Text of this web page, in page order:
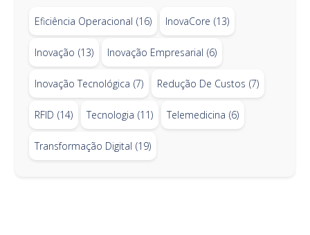
Eficiência Operacional (16) InovaCore (13)
Inovação (13) Inovação Empresarial (6)
Inovação Tecnológica (7) Redução De Custos (7)
RFID (14) Tecnologia (11) Telemedicina (6)
Transformação Digital (19)